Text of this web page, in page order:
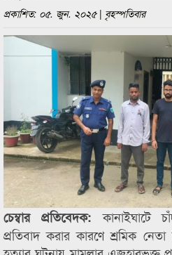
প্রকাশিত: ০৫. জুন. ২০২৫ | বৃহস্পতিবার
চেম্বার প্রতিবেদক: কানাইঘাটে
প্রতিবাদ করার কারণে শ্রমিক